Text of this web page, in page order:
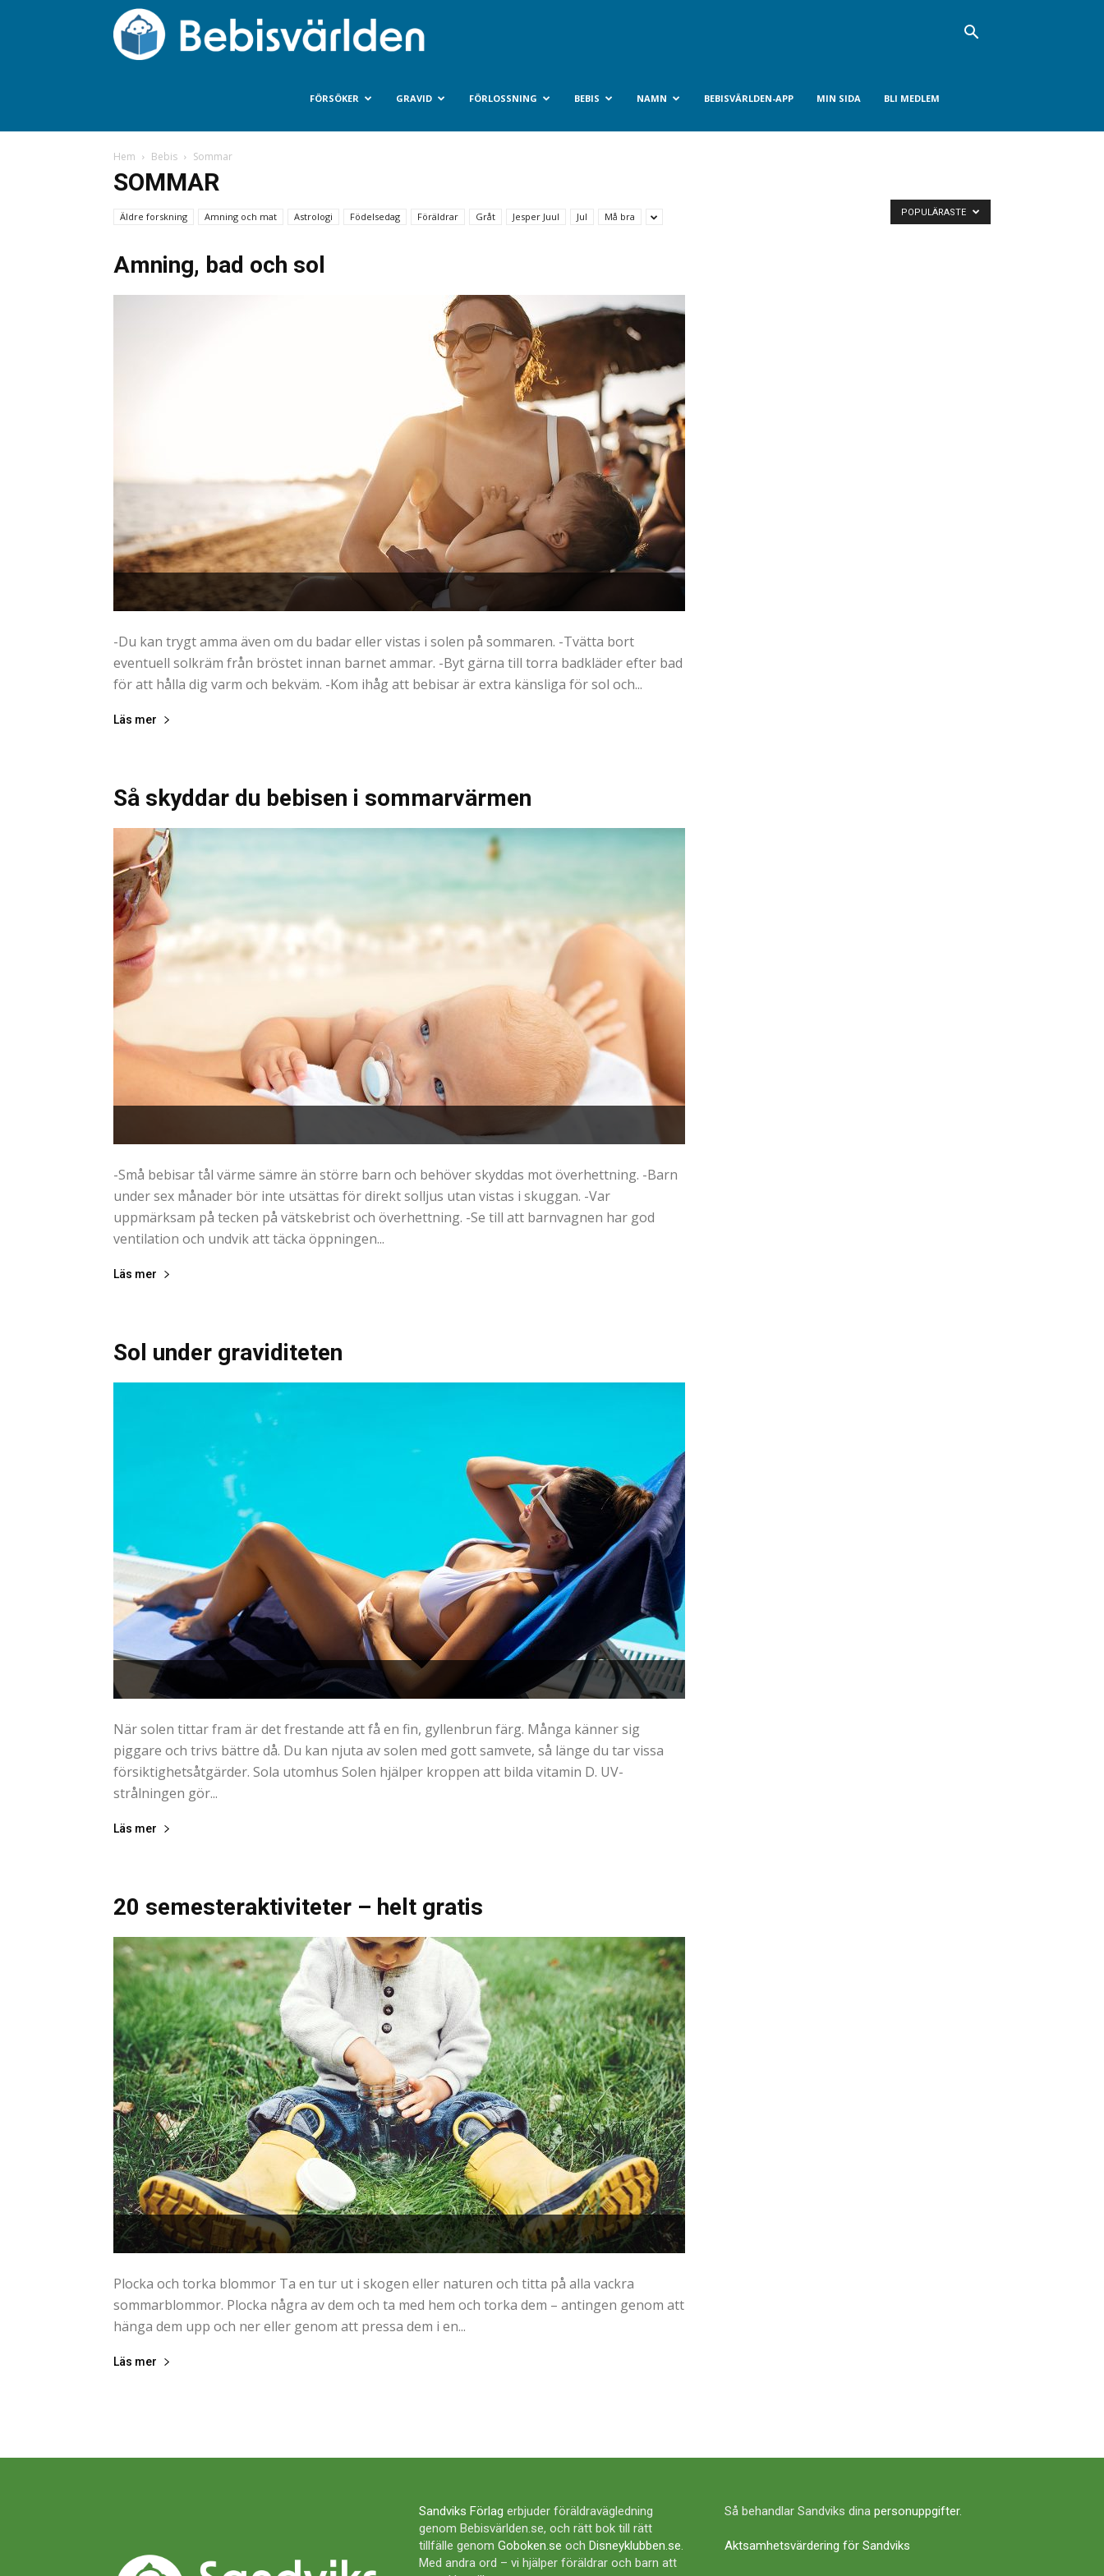
FÖRSÖKER GRAVID FÖRLOSSNING BEBIS NAMN BEBISVÄRLDEN-APP MIN SIDA BLI MEDLEM
Hem Bebis Sommar
SOMMAR
Äldre forskning Amning och mat Astrologi Födelsedag Föräldrar Gråt Jesper Juul Jul Må bra POPULÄRASTE
Amning, bad och sol
-Du kan trygt amma även om du badar eller vistas i solen på sommaren. -Tvätta bort
eventuell solkräm från bröstet innan barnet ammar. -Byt gärna till torra badkläder efter bad
för att hålla dig varm och bekväm. -Kom ihåg att bebisar är extra känsliga för sol och...
Läs mer
Så skyddar du bebisen i sommarvärmen
-Små bebisar tål värme sämre än större barn och behöver skyddas mot överhettning. -Barn
under sex månader bör inte utsättas för direkt solljus utan vistas i skuggan. -Var
uppmärksam på tecken på vätskebrist och överhettning. -Se till att barnvagnen har god
ventilation och undvik att täcka öppningen...
Läs mer
Sol under graviditeten
När solen tittar fram är det frestande att få en fin, gyllenbrun färg. Många känner sig
piggare och trivs bättre då. Du kan njuta av solen med gott samvete, så länge du tar vissa
försiktighetsåtgärder. Sola utomhus Solen hjälper kroppen att bilda vitamin D. UV-
strålningen gör...
Läs mer
20 semesteraktiviteter – helt gratis
Plocka och torka blommor Ta en tur ut i skogen eller naturen och titta på alla vackra
sommarblommor. Plocka några av dem och ta med hem och torka dem – antingen genom att
hänga dem upp och ner eller genom att pressa dem i en...
Läs mer
Sandviks Förlag erbjuder föräldravägledning
genom Bebisvärlden.se, och rätt bok till rätt
tillfälle genom Goboken.se och Disneyklubben.se.
Med andra ord – vi hjälper föräldrar och barn att
Så behandlar Sandviks dina personuppgifter.
Aktsamhetsvärdering för Sandviks